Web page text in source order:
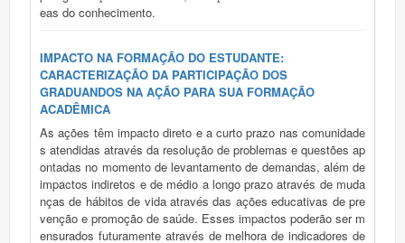
eas do conhecimento.
IMPACTO NA FORMAÇÃO DO ESTUDANTE:
CARACTERIZAÇÃO DA PARTICIPAÇÃO DOS
GRADUANDOS NA AÇÃO PARA SUA FORMAÇÃO
ACADÊMICA
As ações têm impacto direto e a curto prazo nas comunidade
s atendidas através da resolução de problemas e questões ap
ontadas no momento de levantamento de demandas, além de
impactos indiretos e de médio a longo prazo através de muda
nças de hábitos de vida através das ações educativas de pre
venção e promoção de saúde. Esses impactos poderão ser m
ensurados futuramente através de melhora de indicadores de